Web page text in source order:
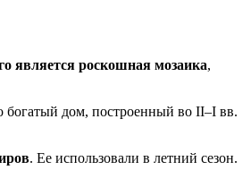
является роскошная мозаика,
богатый дом, построенный во II–I вв.
. Ее использовали в летний сезон.